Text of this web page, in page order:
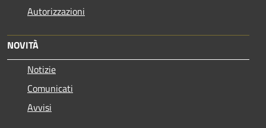
Autorizzazioni
NOVITÀ
Notizie
Comunicati
Avvisi